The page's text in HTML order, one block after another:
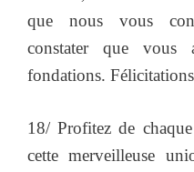
que nous vous
constater que vous
fondations.
18/ Profitez de
cette merveilleuse